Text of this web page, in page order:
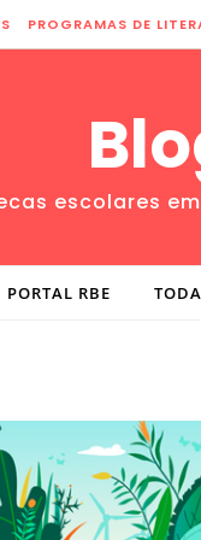
PROGRAMAS DE
escolares
PORTAL RBE